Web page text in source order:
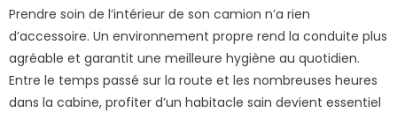
Prendre soin de l’intérieur de son camion n’a rien
d’accessoire. Un environnement propre rend la conduite plus
agréable et garantit une meilleure hygiène au quotidien.
Entre le temps passé sur la route et les nombreuses heures
dans la cabine, profiter d’un habitacle sain devient essentiel